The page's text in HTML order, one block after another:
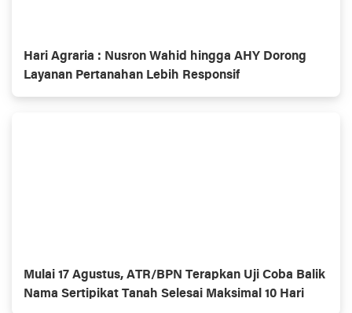
Hari Agraria : Nusron Wahid hingga AHY Dorong
Layanan Pertanahan Lebih Responsif
Mulai 17 Agustus, ATR/BPN Terapkan Uji Coba Balik
Nama Sertipikat Tanah Selesai Maksimal 10 Hari